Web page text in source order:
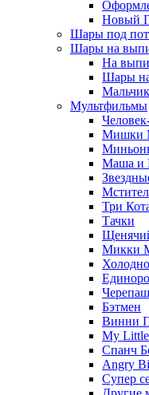
Новый
Шары под
Шары на
На
Шары на
Мультфильмы
Мишки
Маша и
Три
Тачки
Микки
Бэтмен
Винни
My
Спанч
Angry
Супер